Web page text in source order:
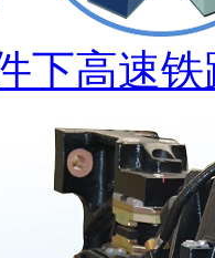
下高速